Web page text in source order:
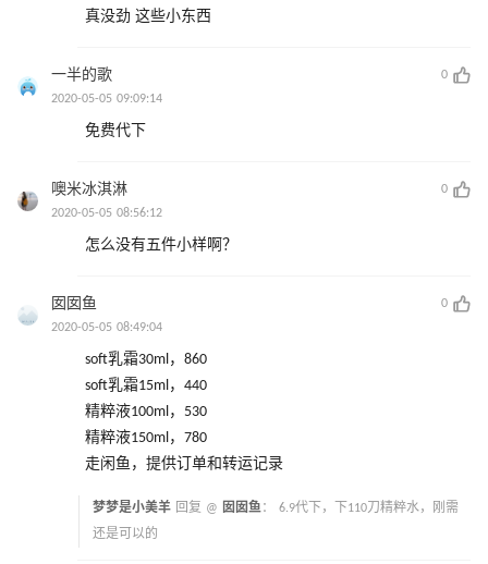
真没劲 这些小东西
一半的歌
0
2020-05-05 09:09:14
免费代下
噢米冰淇淋
0
2020-05-05 08:56:12
怎么没有五件小样啊？
囡囡鱼
0
2020-05-05 08:49:04
soft乳霜30ml，860
soft乳霜15ml，440
精粹液100ml，530
精粹液150ml，780
走闲鱼，提供订单和转运记录
梦梦是小美羊 回复 @ 囡囡鱼： 6.9代下，下110刀精粹水，刚需
还是可以的